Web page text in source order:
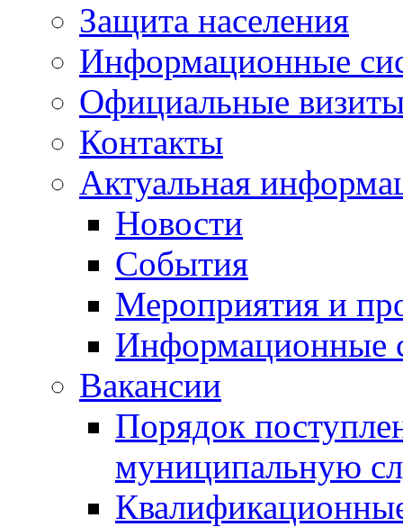
Защита населения
Информационные
Официальные
Контакты
Актуальная
Новости
События
Мероприятия и
Информационные
Вакансии
Порядок
муниципальную